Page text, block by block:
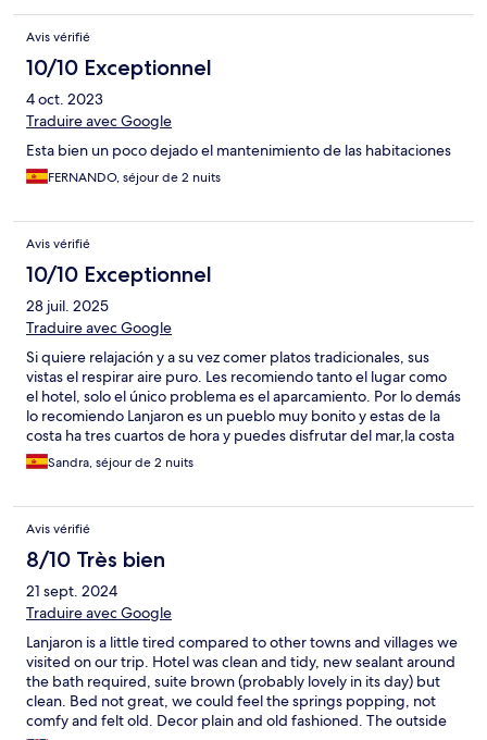
Avis vérifié
10/10 Exceptionnel
4 oct. 2023
Traduire avec Google
Esta bien un poco dejado el mantenimiento de las habitaciones
FERNANDO, séjour de 2 nuits
Avis vérifié
10/10 Exceptionnel
28 juil. 2025
Traduire avec Google
Si quiere relajación y a su vez comer platos tradicionales, sus
vistas el respirar aire puro. Les recomiendo tanto el lugar como
el hotel, solo el único problema es el aparcamiento. Por lo demás
lo recomiendo Lanjaron es un pueblo muy bonito y estas de la
costa ha tres cuartos de hora y puedes disfrutar del mar,la costa
empezando por Motril que hay empieza la costa tropical
llegando hacía Almuñecar que tiene unas calas preciosas,
también tienen unas calas preciosas. Que en poco tiempo
pueden disfrutar tanto del mar como de sierra Nevada. Lanjaron
es un pueblo precioso y el hotel es maravilloso, se lo recomiendo
100x100
Sandra, séjour de 2 nuits
Avis vérifié
8/10 Très bien
21 sept. 2024
Traduire avec Google
Lanjaron is a little tired compared to other towns and villages we
visited on our trip. Hotel was clean and tidy, new sealant around
the bath required, suite brown (probably lovely in its day) but
clean. Bed not great, we could feel the springs popping, not
comfy and felt old. Decor plain and old fashioned. The outside